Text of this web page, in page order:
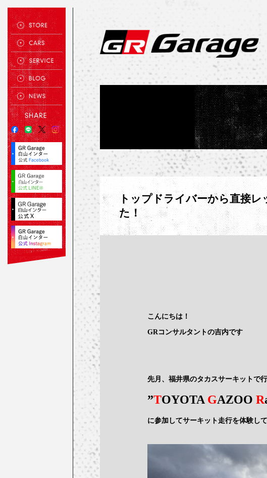
トップドライバーから直接レ
た！
こんにちは！
GRコンサルタントの吉内です
先月、福井県のタカスサーキットで
”TOYOTA GAZOO R
に参加してサーキット走行を体験し